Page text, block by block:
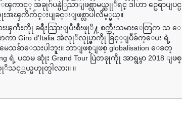
ၾကာင့္ အခုုဂ်ပန္ပဲြသာျဖစ္လာမယ္ဆုုိရင္ ဒါဟာ ဥေရာပျပင္ပ
အၾကိက်င္းပျခင္းျဖစ္လာပါလိမ့္မယ္။
းၾကီးကိုု ခရီးသြားျပီးစီးဖုုိ႔ စက္ဘီးသမားေတြက သ ေ
ေကာ Giro d'Italia အဲလုုိလုုပ္မွာကိုု ခြင့္ျပဳခ်က္ေပး ရဲ့
ခ်ာေသးပါဘူး။ ဘာျဖစ္ျဖစ္ globalisation ေခတ္
ရဲ့ ပထမ ဆုုံး Grand Tour ပြဲတခုုကိုု အာရွမွာ 2018 ျဖစ္
တယ္မဟုုတ္ပါလား။ ။